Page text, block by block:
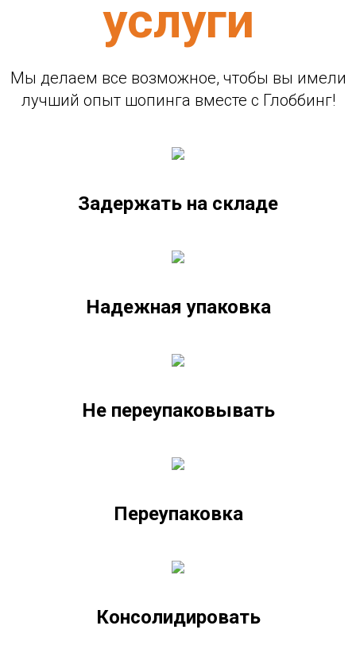
услуги
Мы делаем все возможное, чтобы вы имели
лучший опыт шопинга вместе с Глоббинг!
Задержать на складе
Надежная упаковка
Не переупаковывать
Переупаковка
Консолидировать